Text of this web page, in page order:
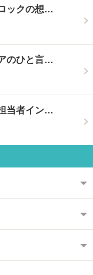
ックの想…
のひと言…
当者イン…